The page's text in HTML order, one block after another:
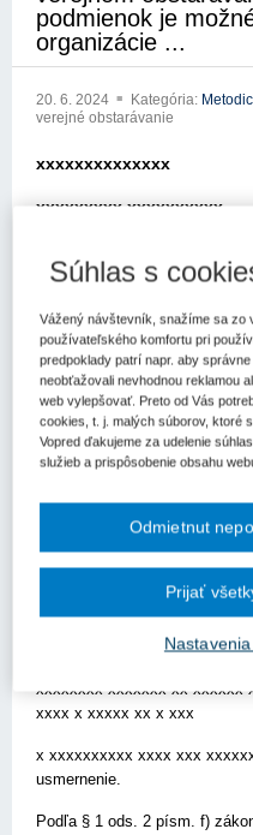
podmienok je
organizácie ...
20. 6. 2024 Kategória:
verejné obstarávanie
xxxxxxxxxxxxxx
xxxxxxxxx xxxxxxxxxx
xxx xxxxxxxxxx xxx xx
komunikačných schránok
(eDesk) obrátili na Úrad pre
so žiadxxxxx x xxxxxxxxx
xxxxxxxx xxxx x xxxxxxxx
xxxxxxxxxx xxxxxxx x xxxxx
Vo Vašej žiadosti sa
xxxxxxxxx xxxxxxxxxxxx
xxxxxxxxxx x xxxx
xxxxxrávaní a o zrušení
(ďalej len „smernica“) a v
xxxxxxxx xxxxxxx xx xxxxxx
xxxx x xxxxx xx x xxx
x xxxxxxxxxx xxxx xxx
usmernenie.
Podľa § 1 ods. 2 písm. f)
Súhlas s
Vážený návštevník, snažíme sa
používateľského komfortu pri
predpoklady patrí napr. aby
neobťažovali nevhodnou reklamou
web vylepšovať. Preto od Vás
cookies, t. j. malých súborov, ktoré
Vopred ďakujeme za udelenie
služieb a prispôsobenie obsahu
Odmietnut
Prijať